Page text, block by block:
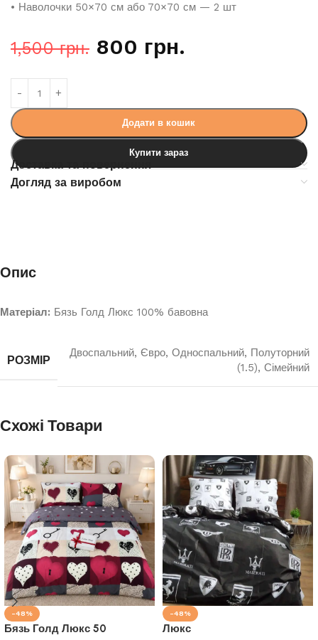
• Наволочки 50×70 см або 70×70 см — 2 шт
1,500грн. 800 грн.
Додати в кошик
Купити зараз
Доставка та повернення
Догляд за виробом
Опис
Матеріал: Бязь Голд Люкс 100% бавовна
РОЗМІР
Двоспальний, Євро, Односпальний, Полуторний
(1.5), Сімейний
Схожі Товари
-48%
Бязь Голд Люкс 50
-48%
Люкс